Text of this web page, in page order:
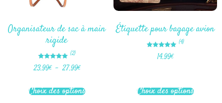
Organisateur de sac à main
rigide
Note
5.00
(2)
23.99€ – 27.99€
Choix des options
Étiquette pour bagage avion
Note
5.00
(4)
14.99€
Choix des options